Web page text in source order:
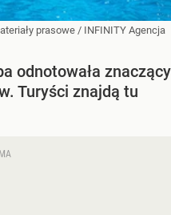
prasowe / INFINITY Agencja
odnotowała znaczący
Turyści znajdą tu